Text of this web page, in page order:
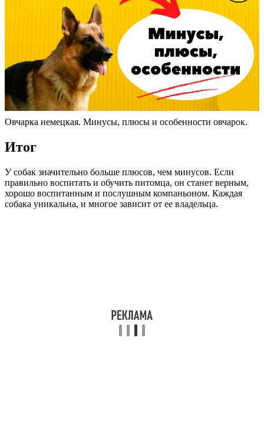
Овчарка немецкая. Минусы, плюсы и особенности овчарок.
Итог
У собак значительно больше плюсов, чем минусов. Если
правильно воспитать и обучить питомца, он станет верным,
хорошо воспитанным и послушным компаньоном. Каждая
собака уникальна, и многое зависит от ее владельца.